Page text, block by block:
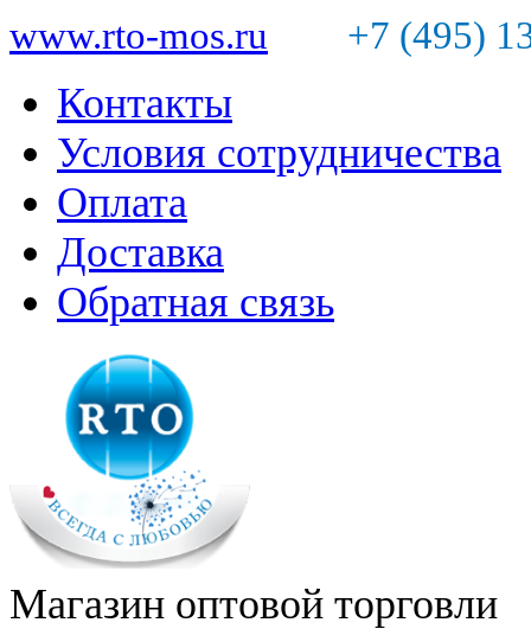
www.rto-mos.ru +7 (495)
Контакты
Условия сотрудничества
Оплата
Доставка
Обратная связь
Магазин оптовой торговли